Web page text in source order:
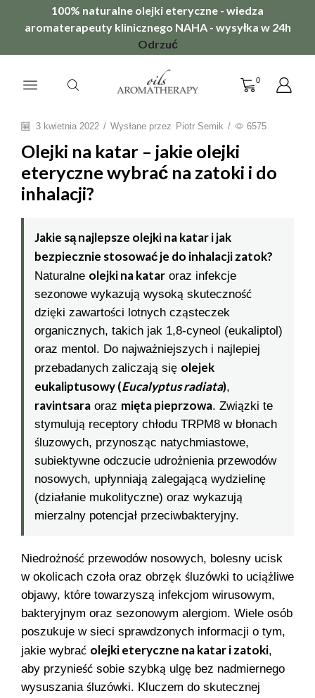
100% naturalne olejki eteryczne - wiedza
aromaterapeuty klinicznego NAHA - wysyłka w 24h
Odrzuć
0
3 kwietnia 2022 / Wysłane przez Piotr Semik / 6575
Olejki na katar – jakie olejki
eteryczne wybrać na zatoki i do
inhalacji?
Jakie są najlepsze olejki na katar i jak
bezpiecznie stosować je do inhalacji zatok?
Naturalne olejki na katar oraz infekcje
sezonowe wykazują wysoką skuteczność
dzięki zawartości lotnych cząsteczek
organicznych, takich jak 1,8-cyneol (eukaliptol)
oraz mentol. Do najważniejszych i najlepiej
przebadanych zaliczają się olejek
eukaliptusowy (Eucalyptus radiata),
ravintsara oraz mięta pieprzowa. Związki te
stymulują receptory chłodu TRPM8 w błonach
śluzowych, przynosząc natychmiastowe,
subiektywne odczucie udrożnienia przewodów
nosowych, upłynniają zalegającą wydzielinę
(działanie mukolityczne) oraz wykazują
mierzalny potencjał przeciwbakteryjny.
Niedrożność przewodów nosowych, bolesny ucisk
w okolicach czoła oraz obrzęk śluzówki to uciążliwe
objawy, które towarzyszą infekcjom wirusowym,
bakteryjnym oraz sezonowym alergiom. Wiele osób
poszukuje w sieci sprawdzonych informacji o tym,
jakie wybrać olejki eteryczne na katar i zatoki,
aby przynieść sobie szybką ulgę bez nadmiernego
wysuszania śluzówki. Kluczem do skutecznej